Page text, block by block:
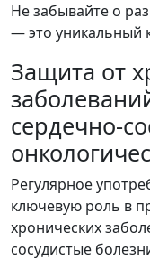
Не забывайте о
— это уникальный
Защита от
сердечно-
Регулярное
ключевую роль в
хронических
сосудистые